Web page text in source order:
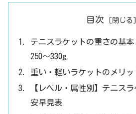
目次
テニスラケットの重さの基
250〜330g
重い・軽いラケットのメリ
【レベル・属性別】テニス
安早見表